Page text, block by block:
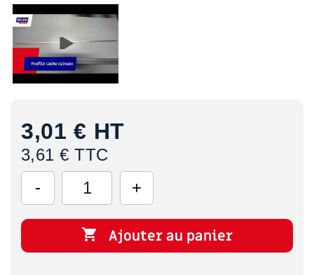
3,01 € HT
3,61 € TTC
 Ajouter au panier